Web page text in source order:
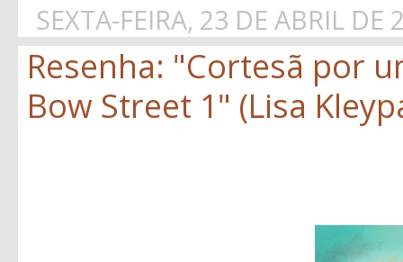
SEXTA-FEIRA, 23 DE ABRIL DE
Resenha: "Cortesã por
Bow Street 1" (Lisa